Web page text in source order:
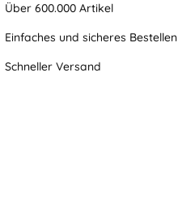
Über 600.000 Artikel
Einfaches und sicheres Bestellen
Schneller Versand